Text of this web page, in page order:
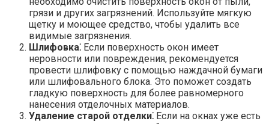
грязи и других загрязнений.​ Используйте мягкую
щетку и моющее средство, чтобы удалить все
видимые загрязнения.​
Шлифовка⁚ Если поверхность окон имеет
неровности или повреждения, рекомендуется
провести шлифовку с помощью наждачной бумаги
или шлифовального блока.​ Это поможет создать
гладкую поверхность для более равномерного
нанесения отделочных материалов.​
Удаление старой отделки⁚ Если на окнах уже есть